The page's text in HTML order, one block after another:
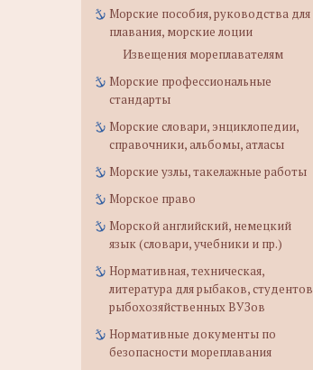
Морские пособия, руководства для
плавания, морские лоции
Извещения мореплавателям
Морские профессиональные
стандарты
Морские словари, энциклопедии,
справочники, альбомы, атласы
Морские узлы, такелажные работы
Морское право
Морской английский, немецкий
язык (словари, учебники и пр.)
Нормативная, техническая,
литература для рыбаков, студентов
рыбохозяйственных ВУЗов
Нормативные документы по
безопасности мореплавания